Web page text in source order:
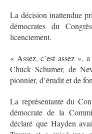
La décision inattendue
démocrates du
licenciement.
« Assez, c’est assez »,
Chuck Schumer, de
pionnier, d’érudit et de
La représentante du
démocrate de la
déclaré que Hayden